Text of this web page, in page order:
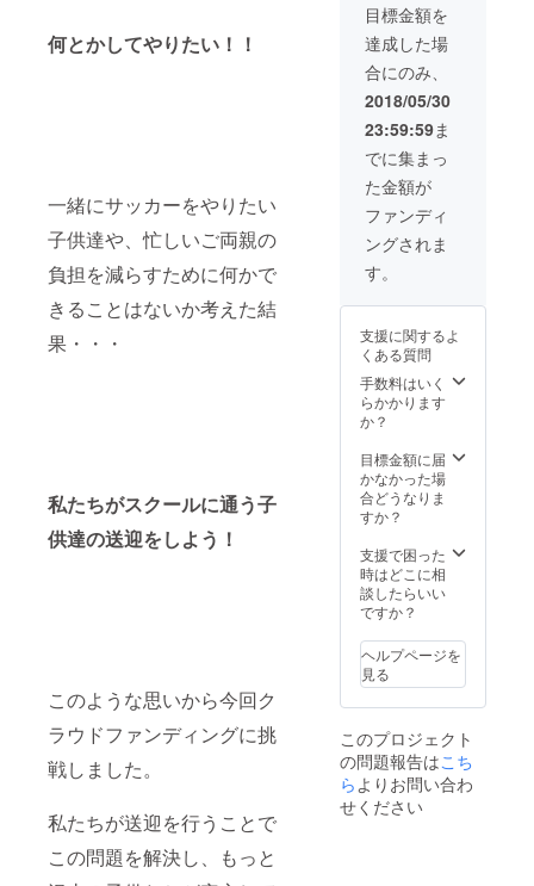
何とかしてやりたい！！
一緒にサッカーをやりたい
子供達や、忙しいご両親の
負担を減らすために何かで
きることはないか考えた結
果・・・
私たちがスクールに通う子
供達の送迎をしよう！
このような思いから今回ク
ラウドファンディングに挑
戦しました。
私たちが送迎を行うことで
この問題を解決し、もっと
なる味
です。
より美
味しく
頂く為
に、冷
蔵庫で
冷やし
てお召
し上が
り頂く
ことを
お勧め
賞味期
限10
日
毎回お
買い上
げ商品
を30%
割引き
致しま
す。 有
効期限
は2019
年7月末
日まで
です。
（※他の
併用は
せ
ん。）
破損、
紛失し
た場合
行は致
しませ
んので
ご了承
す。 一
部割引
対象外
の商品
います
ので、
詳しく
は店内
タッフ
までお
尋ね下
さい。
【豪華
目標金額を
達成した場
合にのみ、
2018/05/30
23:59:59ま
でに集まっ
た金額が
ファンディ
ングされま
す。
支援に関するよ
くある質問
手数料はいく
らかかります
か？
目標金額に届
かなかった場
合どうなりま
すか？
支援で困った
時はどこに相
談したらいい
ですか？
ヘルプページを
見る
このプロジェクト
の問題報告はこち
らよりお問い合わ
せください